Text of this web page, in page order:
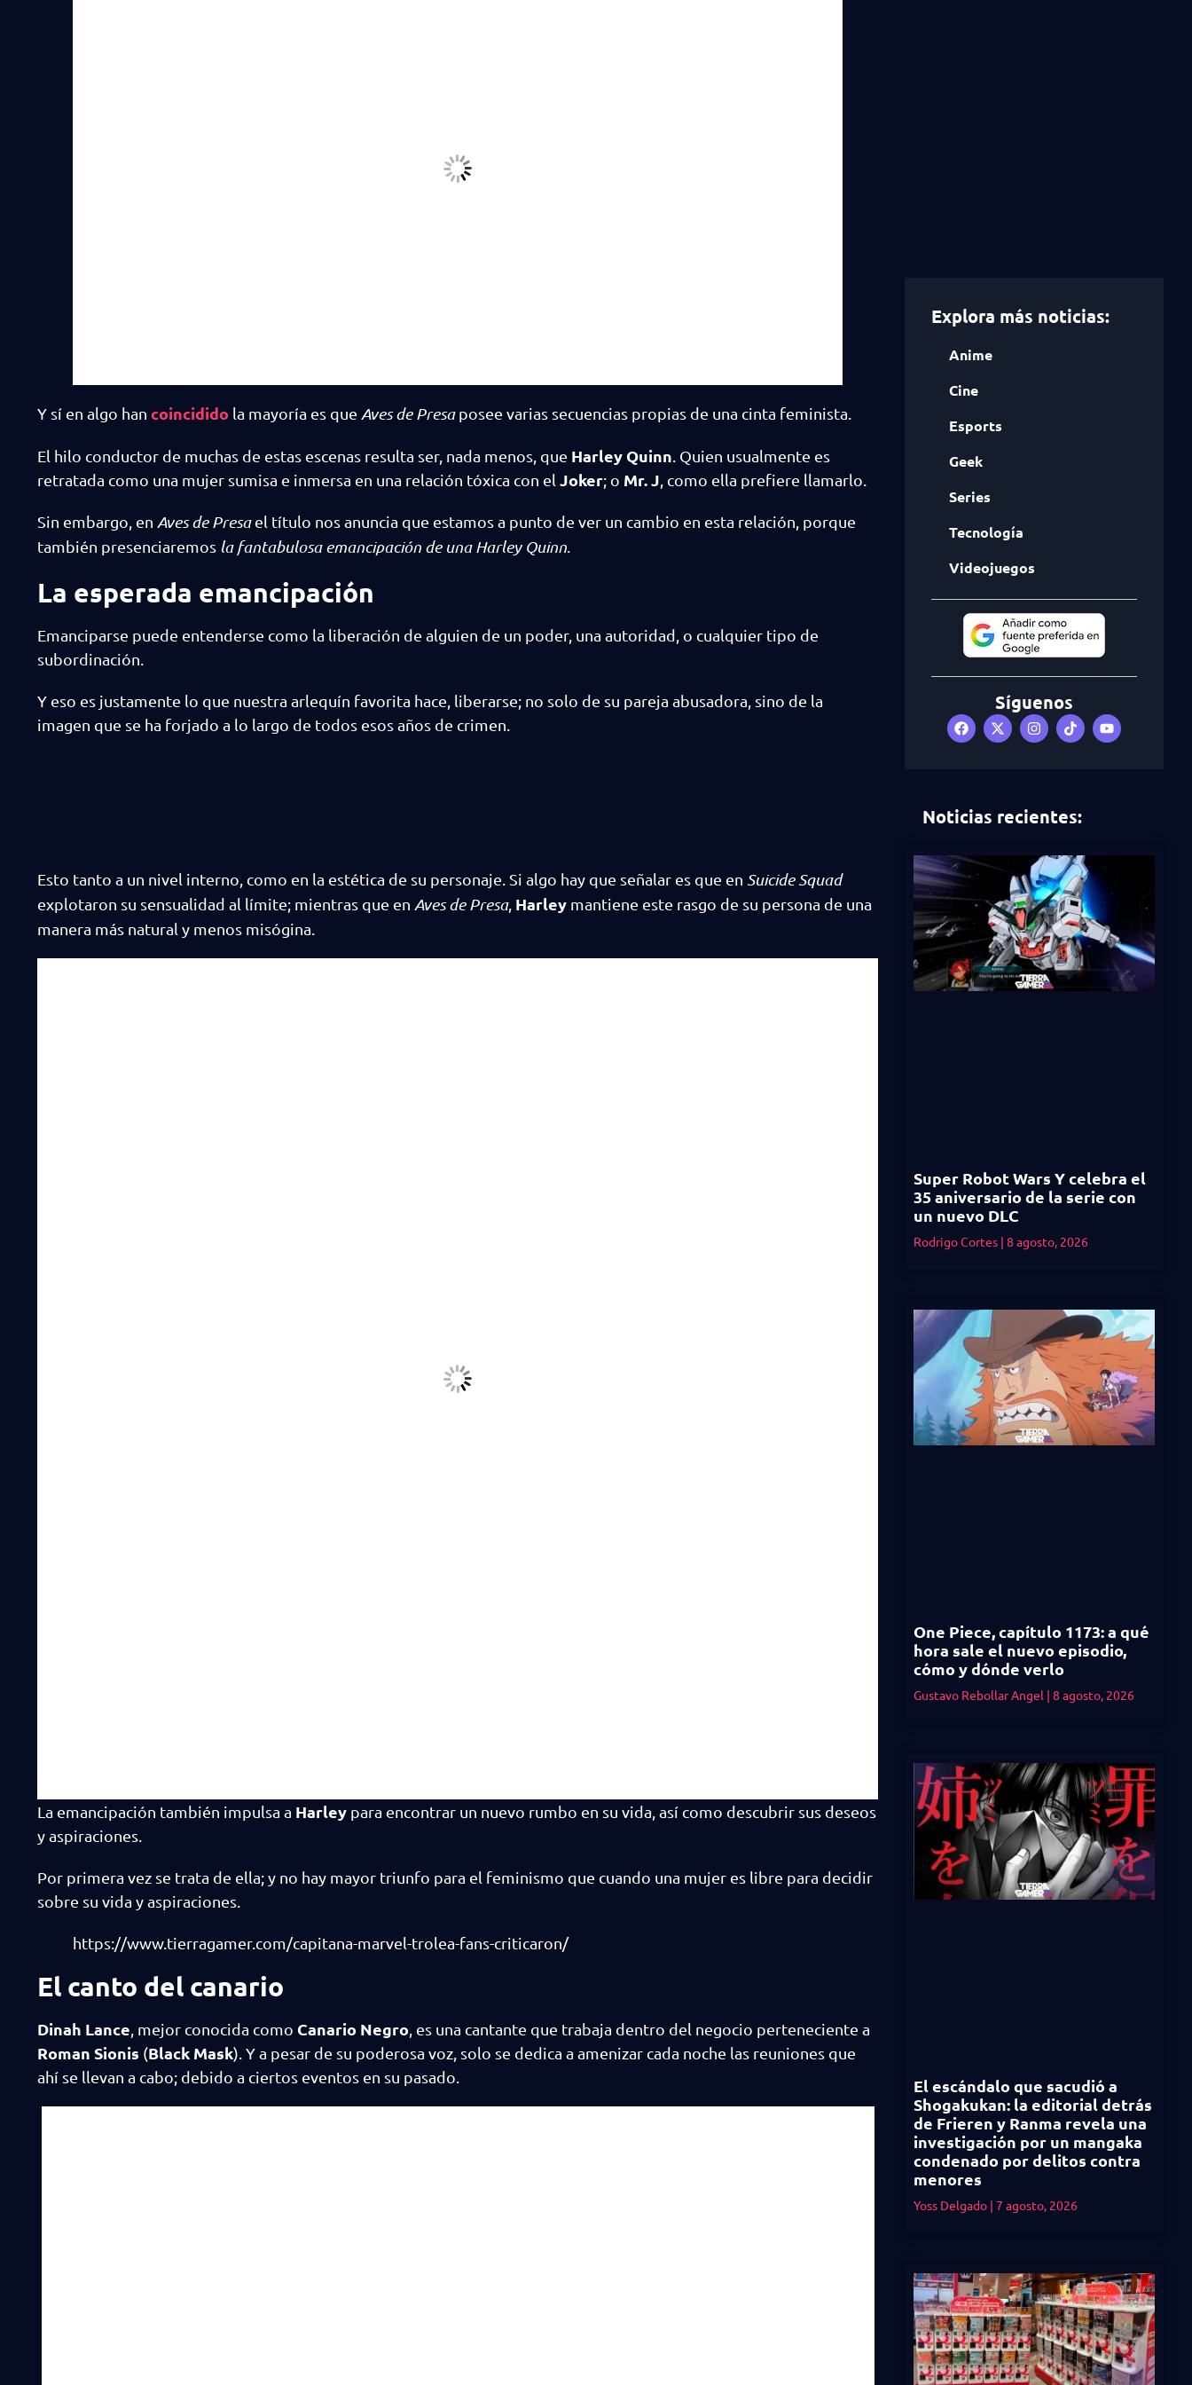
Y sí en algo han coincidido la mayoría es que Aves de Presaposee varias secuencias propias de una cinta feminista.
El hilo conductor de muchas de estas escenas resulta ser, nada menos, que Harley Quinn. Quien usualmente es
retratada como una mujer sumisa e inmersa en una relación tóxica con el Joker; o Mr. J, como ella prefiere llamarlo.
Sin embargo, en Aves de Presael título nos anuncia que estamos a punto de ver un cambio en esta relación, porque
también presenciaremos la fantabulosa emancipación de una Harley Quinn.
La esperada emancipación
Emanciparse puede entenderse como la liberación de alguien de un poder, una autoridad, o cualquier tipo de
subordinación.
Y eso es justamente lo que nuestra arlequín favorita hace, liberarse; no solo de su pareja abusadora, sino de la
imagen que se ha forjado a lo largo de todos esos años de crimen.
Esto tanto a un nivel interno, como en la estética de su personaje. Si algo hay que señalar es que en Suicide Squad
explotaron su sensualidad al límite; mientras que en Aves de Presa, Harley mantiene este rasgo de su persona de una
manera más natural y menos misógina.
La emancipación también impulsa a Harley para encontrar un nuevo rumbo en su vida, así como descubrir sus deseos
y aspiraciones.
Por primera vez se trata de ella; y no hay mayor triunfo para el feminismo que cuando una mujer es libre para decidir
sobre su vida y aspiraciones.
https://www.tierragamer.com/capitana-marvel-trolea-fans-criticaron/
El canto del canario
Dinah Lance, mejor conocida como Canario Negro, es una cantante que trabaja dentro del negocio perteneciente a
Roman Sionis (Black Mask). Y a pesar de su poderosa voz, solo se dedica a amenizar cada noche las reuniones que
ahí se llevan a cabo; debido a ciertos eventos en su pasado.
Explora más noticias:
Anime
Cine
Esports
Geek
Series
Tecnología
Videojuegos
Síguenos
Noticias recientes:
Super Robot Wars Y celebra el
35 aniversario de la serie con
un nuevo DLC
Rodrigo Cortes 8 agosto, 2026
One Piece, capítulo 1173: a qué
hora sale el nuevo episodio,
cómo y dónde verlo
Gustavo Rebollar Angel 8 agosto, 2026
El escándalo que sacudió a
Shogakukan: la editorial detrás
de Frieren y Ranma revela una
investigación por un mangaka
condenado por delitos contra
menores
Yoss Delgado 7 agosto, 2026